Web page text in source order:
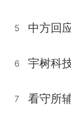
5
6 宇树科
7 看守所